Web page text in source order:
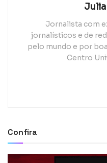
Jornalista com
jornalísticos e de
pelo mundo e por
Centro
Confira